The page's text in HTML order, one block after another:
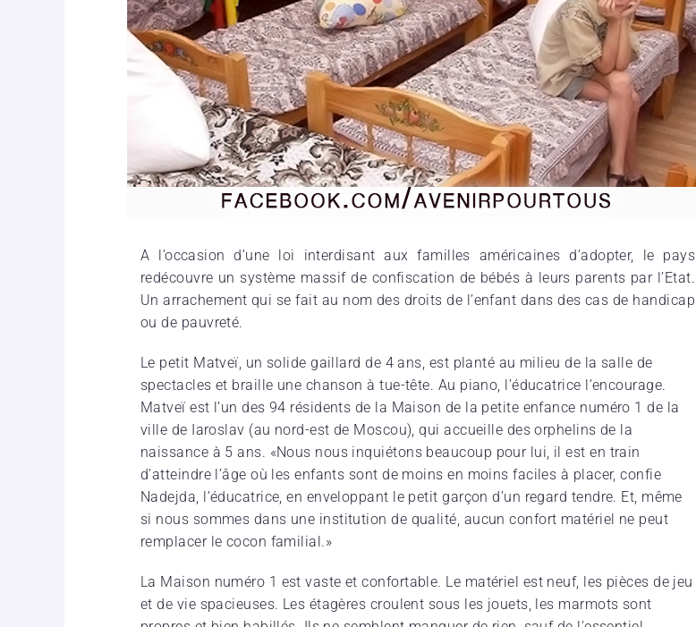
A l’occasion d’une loi interdisant aux familles américaines d’adopter, le pays
redécouvre un système massif de confiscation de bébés à leurs parents par l’Etat.
Un arrachement qui se fait au nom des droits de l’enfant dans des cas de handicap
ou de pauvreté.
Le petit Matveï, un solide gaillard de 4 ans, est planté au milieu de la salle de
spectacles et braille une chanson à tue-tête. Au piano, l’éducatrice l’encourage.
Matveï est l’un des 94 résidents de la Maison de la petite enfance numéro 1 de la
ville de Iaroslav (au nord-est de Moscou), qui accueille des orphelins de la
naissance à 5 ans. «Nous nous inquiétons beaucoup pour lui, il est en train
d’atteindre l’âge où les enfants sont de moins en moins faciles à placer, confie
Nadejda, l’éducatrice, en enveloppant le petit garçon d’un regard tendre. Et, même
si nous sommes dans une institution de qualité, aucun confort matériel ne peut
remplacer le cocon familial.»
La Maison numéro 1 est vaste et confortable. Le matériel est neuf, les pièces de jeu
et de vie spacieuses. Les étagères croulent sous les jouets, les marmots sont